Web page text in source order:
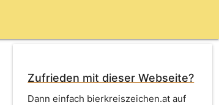
Zufrieden mit dieser Webseite?
Dann einfach bierkreiszeichen.at auf